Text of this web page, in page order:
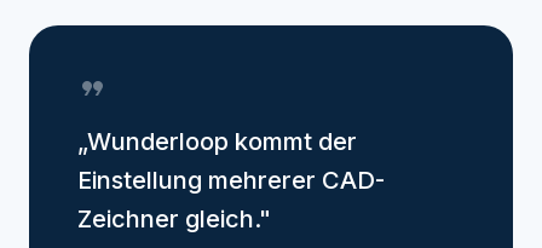
format_quote
„Wunderloop kommt der
Einstellung mehrerer CAD-
Zeichner gleich."